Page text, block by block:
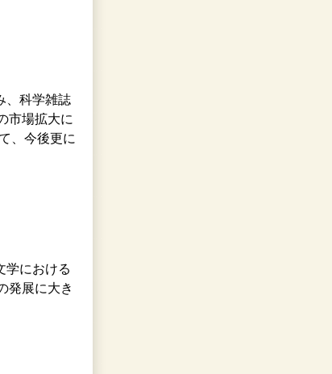
、科学雑誌
市場拡大に
、今後更に
学における
発展に大き